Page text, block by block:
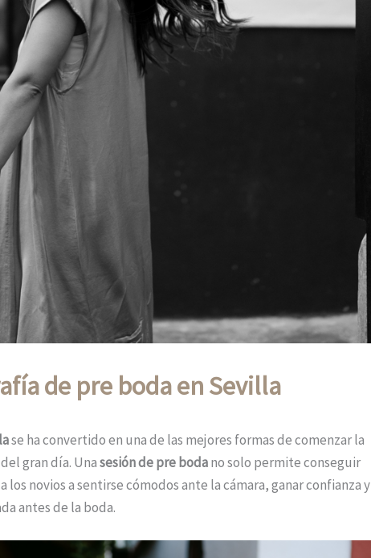
de pre boda en Sevilla
se ha convertido en una de las mejores formas de comenzar la
gran día. Unasesión de pre bodano solo permite conseguir
los novios a sentirse cómodos ante la cámara, ganar confianza y
antes de la boda.